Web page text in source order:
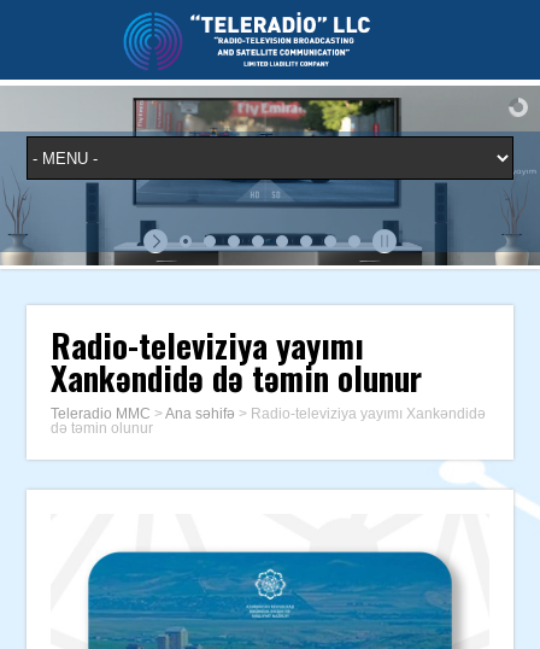
Radio-televiziya yayımı
Xankəndidə də təmin olunur
Teleradio MMC >Ana səhifə > Radio-televiziya yayımı Xankəndidə
də təmin olunur